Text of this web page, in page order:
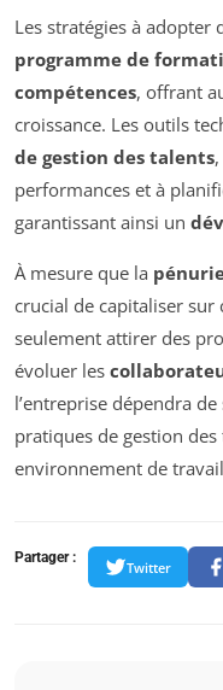
Les stratégies à adopter
programme de
compétences, offrant
croissance. Les outils
de gestion des talents
performances et à
garantissant ainsi un
À mesure que la
crucial de capitaliser sur
seulement attirer des
évoluer les
l’entreprise dépendra
pratiques de gestion
environnement de
Partager :
Twitter